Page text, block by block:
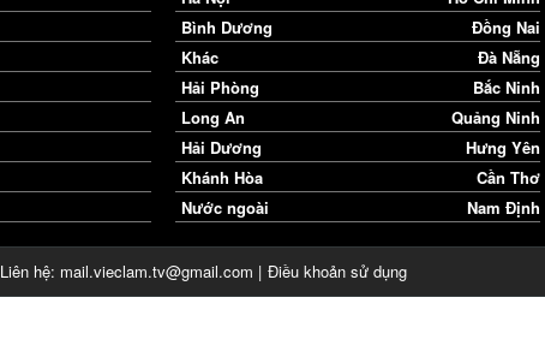
Bình Dương
Đồng Nai
Khác
Đà Nẵng
Hải Phòng
Bắc Ninh
Long An
Quảng Ninh
Hải Dương
Hưng Yên
Khánh Hòa
Cần Thơ
Nước ngoài
Nam Định
Liên hệ: mail.vieclam.tv@gmail.com | Điều khoản sử dụng